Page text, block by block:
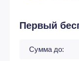
Первый
Сумма до: